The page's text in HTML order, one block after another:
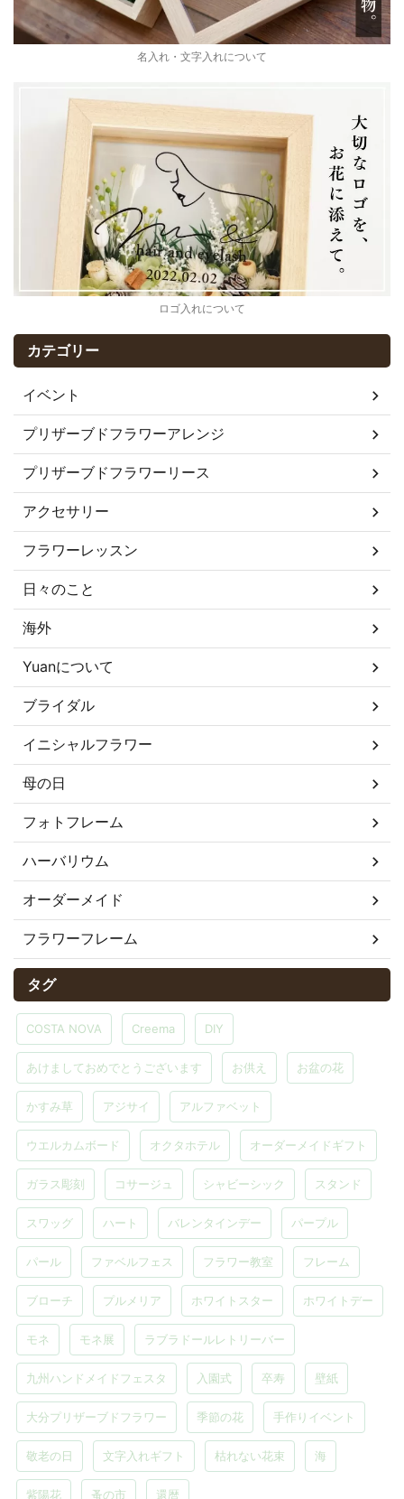
名入れ・文字入れについて
ロゴ入れについて
カテゴリー
イベント
プリザーブドフラワーアレンジ
プリザーブドフラワーリース
アクセサリー
フラワーレッスン
日々のこと
海外
Yuanについて
ブライダル
イニシャルフラワー
母の日
フォトフレーム
ハーバリウム
オーダーメイド
フラワーフレーム
タグ
COSTA NOVA Creema DIY
あけましておめでとうございます お供え お盆の花
かすみ草 アジサイ アルファベット
ウエルカムボード オクタホテル オーダーメイドギフト
ガラス彫刻 コサージュ シャビーシック スタンド
スワッグ ハート バレンタインデー パープル
パール ファベルフェス フラワー教室 フレーム
ブローチ プルメリア ホワイトスター ホワイトデー
モネ モネ展 ラブラドールレトリーバー
九州ハンドメイドフェスタ 入園式 卒寿 壁紙
大分プリザーブドフラワー 季節の花 手作りイベント
敬老の日 文字入れギフト 枯れない花束 海
紫陽花 蚤の市 還暦